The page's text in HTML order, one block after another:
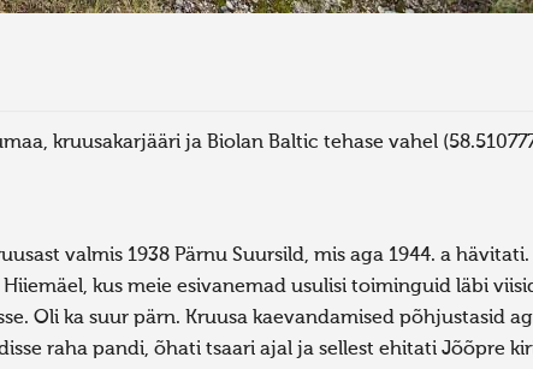
kruusakarjääri ja Biolan Baltic tehase vahel
valmis 1938 Pärnu Suursild, mis aga 1944. a
Hiiemäel, kus meie esivanemad usulisi toiminguid läbi
Oli ka suur pärn. Kruusa kaevandamised põhjustasid
raha pandi, õhati tsaari ajal ja sellest ehitati Jõõpre